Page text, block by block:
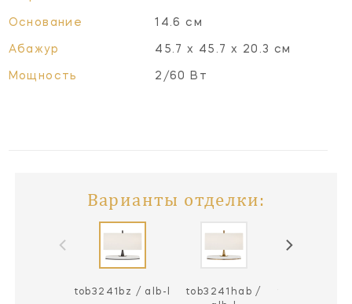
Основание 14.6 см
Абажур 45.7 х 45.7 х 20.3 см
Мощность 2/60 Вт
Варианты отделки:
tob3241bz / alb-l
tob3241hab /